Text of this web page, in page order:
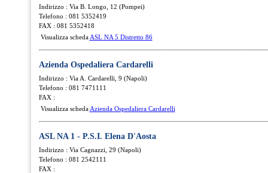
Indirizzo : Via B. Longo, 12 (Pompei)
Telefono : 081 5352419
FAX : 081 5352418
Visualizza scheda ASL NA 5 Distretto 86
Azienda Ospedaliera Cardarelli
Indirizzo : Via A. Cardarelli, 9 (Napoli)
Telefono : 081 7471111
FAX :
Visualizza scheda Azienda Ospedaliera Cardarelli
ASL NA 1 - P.S.I. Elena D'Aosta
Indirizzo : Via Cagnazzi, 29 (Napoli)
Telefono : 081 2542111
FAX :